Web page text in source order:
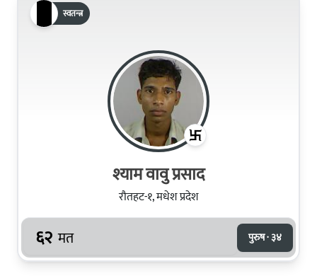
स्वतन्त्र
श्याम वावु प्रसाद
रौतहट-१, मधेश प्रदेश
६२ मत पुरुष · ३४